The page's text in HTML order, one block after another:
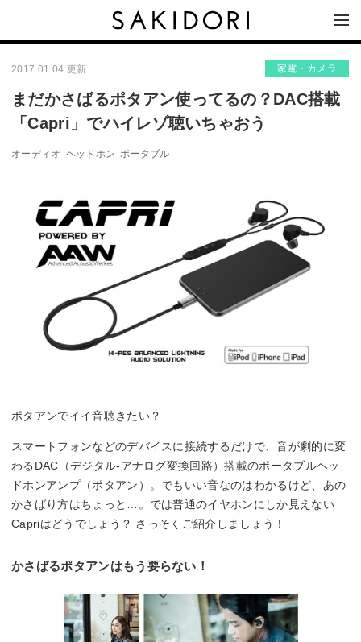
2017.01.04 更新 家電・カメラ
まだかさばるポタアン使ってるの？DAC搭載
「Capri」でハイレゾ聴いちゃおう
オーディオ ヘッドホン ポータブル
ポタアンでイイ音聴きたい？
スマートフォンなどのデバイスに接続するだけで、音が劇的に変
わるDAC（デジタル-アナログ変換回路）搭載のポータブルヘッ
ドホンアンプ（ポタアン）。でもいい音なのはわかるけど、あの
かさばり方はちょっと…。では普通のイヤホンにしか見えない
Capriはどうでしょう？ さっそくご紹介しましょう！
かさばるポタアンはもう要らない！